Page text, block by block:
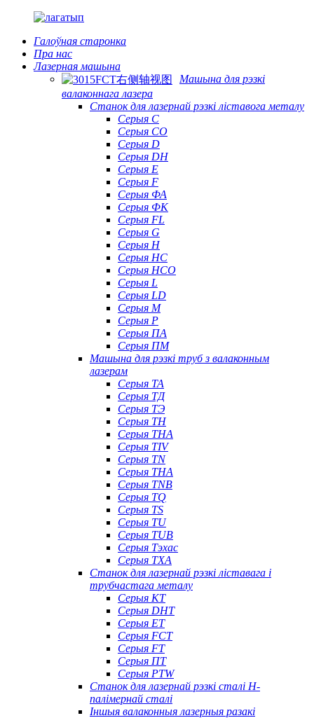
Галоўная старонка
Пра нас
Лазерная машына
Машына для рэзкі
валаконнага лазера
Станок для лазернай рэзкі ліставога металу
Серыя С
Серыя CO
Серыя D
Серыя DH
Серыя Е
Серыя F
Серыя ФА
Серыя ФК
Серыя FL
Серыя G
Серыя H
Серыя HC
Серыя HCO
Серыя L
Серыя LD
Серыя М
Серыя P
Серыя ПА
Серыя ПМ
Машына для рэзкі труб з валаконным
лазерам
Серыя ТА
Серыя ТД
Серыя ТЭ
Серыя TH
Серыя THA
Серыя TIV
Серыя TN
Серыя ТНА
Серыя TNB
Серыя TQ
Серыя TS
Серыя TU
Серыя TUB
Серыя Тэхас
Серыя TXA
Станок для лазернай рэзкі ліставага і
трубчастага металу
Серыя КТ
Серыя DHT
Серыя ET
Серыя FCT
Серыя FT
Серыя ПТ
Серыя PTW
Станок для лазернай рэзкі сталі H-
палімернай сталі
Іншыя валаконныя лазерныя разакі